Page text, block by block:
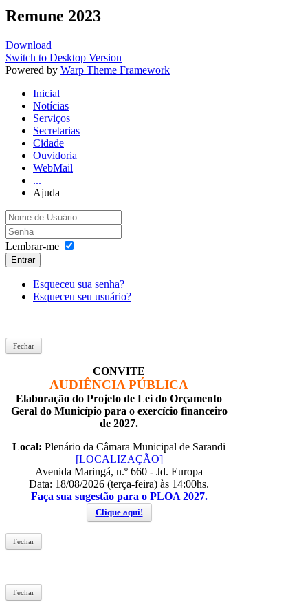
Remune 2023
Download
Switch to Desktop Version
Powered by Warp Theme Framework
Inicial
Notícias
Serviços
Secretarias
Cidade
Ouvidoria
WebMail
...
Ajuda
Lembrar-me
Entrar
Esqueceu sua senha?
Esqueceu seu usuário?
Fechar
CONVITE
AUDIÊNCIA PÚBLICA
Elaboração do Projeto de Lei do Orçamento
Geral do Município para o exercício financeiro
de 2027.
Local: Plenário da Câmara Municipal de Sarandi
[LOCALIZAÇÃO]
Avenida Maringá, n.º 660 - Jd. Europa
Data: 18/08/2026 (terça-feira) às 14:00hs.
Faça sua sugestão para o PLOA 2027.
Clique aqui!
Fechar
Fechar